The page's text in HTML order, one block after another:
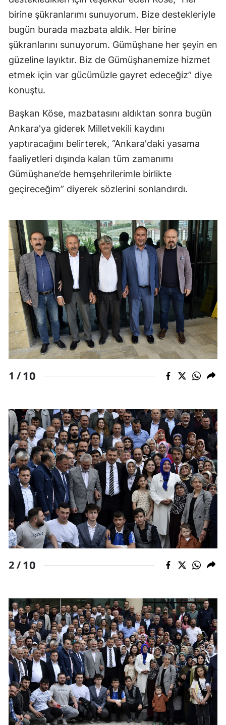
Yozgat
Zonguldak
Aksaray
Bayburt
Batman
Şırnak
Bartın
Iğdır
Yalova
Karabük
Kilis
Osmaniye
Düzce
birine şükranlarımı sunuyorum. Bize destekleriyle
bugün burada mazbata aldık. Her birine
şükranlarını sunuyorum. Gümüşhane her şeyin en
güzeline layıktır. Biz de Gümüşhanemize hizmet
etmek için var gücümüzle gayret edeceğiz” diye
konuştu.
Başkan Köse, mazbatasını aldıktan sonra bugün
Ankara'ya giderek Milletvekili kaydını
yaptıracağını belirterek, “Ankara'daki yasama
faaliyetleri dışında kalan tüm zamanımı
Gümüşhane’de hemşehrilerimle birlikte
geçireceğim” diyerek sözlerini sonlandırdı.
1 /10
2 /10